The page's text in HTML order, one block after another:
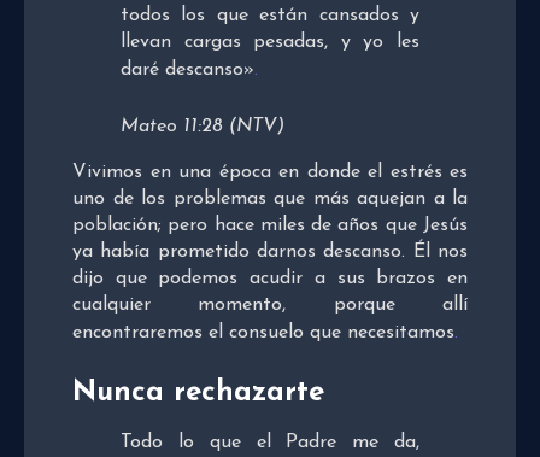
todos los que están cansados y
llevan cargas pesadas, y yo les
daré descanso».
Mateo 11:28 (NTV)
Vivimos en una época en donde el estrés es
uno de los problemas que más aquejan a la
población; pero hace miles de años que Jesús
ya había prometido darnos descanso. Él nos
dijo que podemos acudir a sus brazos en
cualquier momento, porque allí
encontraremos el consuelo que necesitamos.
Nunca rechazarte
Todo lo que el Padre me da,